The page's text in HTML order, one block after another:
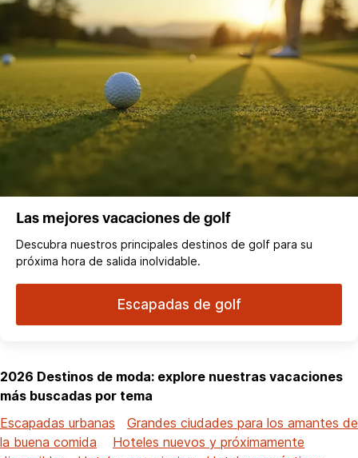
Las mejores vacaciones de golf
Descubra nuestros principales destinos de golf para su
próxima hora de salida inolvidable.
Escapadas de golf
2026 Destinos de moda: explore nuestras vacaciones
más buscadas por tema
Escapadas urbanas
Grandes ciudades para los amantes de
la buena comida
Hoteles nuevos y próximamente